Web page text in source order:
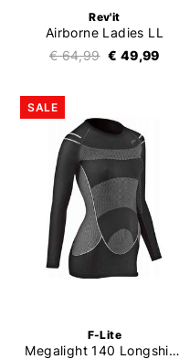
Rev'it
Airborne Ladies LL
€ 64,99 € 49,99
SALE
F-Lite
Megalight 140 Longshirt Ladies